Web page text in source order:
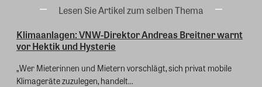
Lesen Sie Artikel zum selben Thema
Klimaanlagen: VNW-Direktor Andreas Breitner warnt
vor Hektik und Hysterie
„Wer Mieterinnen und Mietern vorschlägt, sich privat mobile
Klimageräte zuzulegen, handelt...